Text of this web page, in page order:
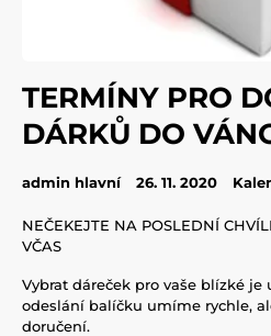
TERMÍNY PRO
DÁRKŮ DO
admin hlavní 26. 11. 2020
NEČEKEJTE NA POSLEDNÍ
VČAS
Vybrat dáreček pro vaše blízké je
odeslání balíčku umíme rychle,
doručení.